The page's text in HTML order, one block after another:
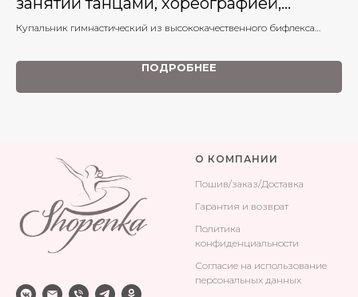
балетом
Купальник гимнастический из высококачественного бифлекса
ПОДРОБНЕЕ
О КОМПАНИИ
Пошив/заказ/Доставка
Гарантия и возврат
Политика
конфиденциальности
Согласие на использование
персональных данных